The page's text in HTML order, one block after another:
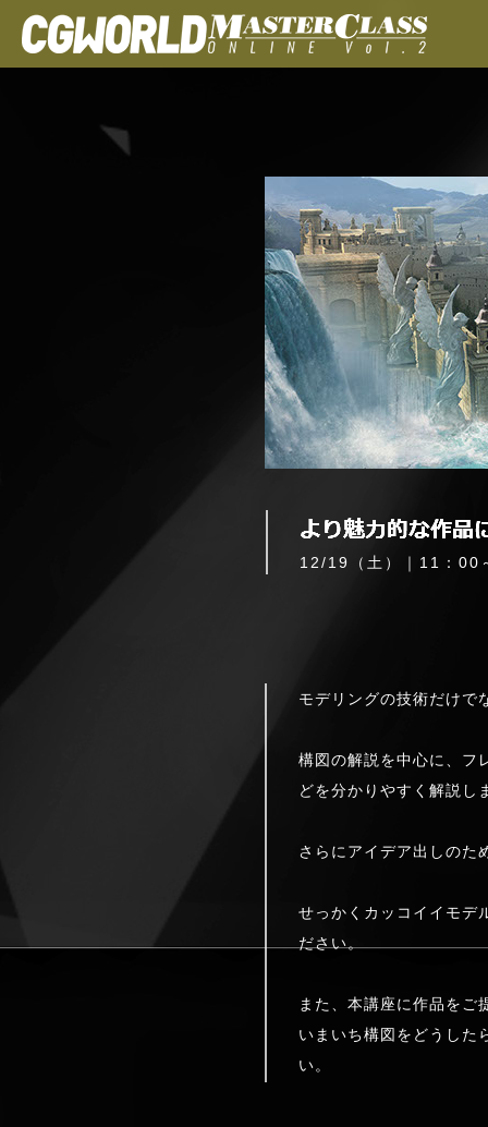
12/19（土）｜11：00
モデリングの技術だけで
構図の解説を中心に、フ
どを分かりやすく解説し
さらにアイデア出しのた
せっかくカッコイイモデ
ださい。
また、本講座に作品をご
いまいち構図をどうした
い。